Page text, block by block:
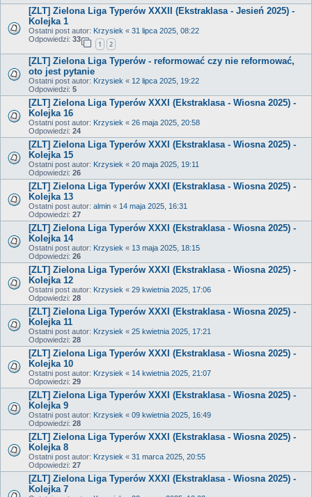
[ZLT] Zielona Liga Typerów XXXII (Ekstraklasa - Jesień 2025) -
Kolejka 1
Ostatni post autor: Krzysiek « 31 lipca 2025, 08:22
Odpowiedzi: 33
1 2
[ZLT] Zielona Liga Typerów - reformować czy nie reformować,
oto jest pytanie
Ostatni post autor: Krzysiek « 12 lipca 2025, 19:22
Odpowiedzi: 5
[ZLT] Zielona Liga Typerów XXXI (Ekstraklasa - Wiosna 2025) -
Kolejka 16
Ostatni post autor: Krzysiek « 26 maja 2025, 20:58
Odpowiedzi: 24
[ZLT] Zielona Liga Typerów XXXI (Ekstraklasa - Wiosna 2025) -
Kolejka 15
Ostatni post autor: Krzysiek « 20 maja 2025, 19:11
Odpowiedzi: 26
[ZLT] Zielona Liga Typerów XXXI (Ekstraklasa - Wiosna 2025) -
Kolejka 13
Ostatni post autor: almin « 14 maja 2025, 16:31
Odpowiedzi: 27
[ZLT] Zielona Liga Typerów XXXI (Ekstraklasa - Wiosna 2025) -
Kolejka 14
Ostatni post autor: Krzysiek « 13 maja 2025, 18:15
Odpowiedzi: 26
[ZLT] Zielona Liga Typerów XXXI (Ekstraklasa - Wiosna 2025) -
Kolejka 12
Ostatni post autor: Krzysiek « 29 kwietnia 2025, 17:06
Odpowiedzi: 28
[ZLT] Zielona Liga Typerów XXXI (Ekstraklasa - Wiosna 2025) -
Kolejka 11
Ostatni post autor: Krzysiek « 25 kwietnia 2025, 17:21
Odpowiedzi: 28
[ZLT] Zielona Liga Typerów XXXI (Ekstraklasa - Wiosna 2025) -
Kolejka 10
Ostatni post autor: Krzysiek « 14 kwietnia 2025, 21:07
Odpowiedzi: 29
[ZLT] Zielona Liga Typerów XXXI (Ekstraklasa - Wiosna 2025) -
Kolejka 9
Ostatni post autor: Krzysiek « 09 kwietnia 2025, 16:49
Odpowiedzi: 28
[ZLT] Zielona Liga Typerów XXXI (Ekstraklasa - Wiosna 2025) -
Kolejka 8
Ostatni post autor: Krzysiek « 31 marca 2025, 20:55
Odpowiedzi: 27
[ZLT] Zielona Liga Typerów XXXI (Ekstraklasa - Wiosna 2025) -
Kolejka 7